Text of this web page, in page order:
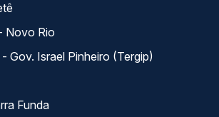
Novo Rio
Gov. Israel Pinheiro (Tergip)
Funda